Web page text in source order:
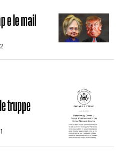
URBANE ED
e le mail
truppe